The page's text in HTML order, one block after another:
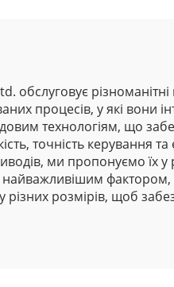
процесів, у які
технологіям, що
точність керування
ми пропонуємо їх у
найважливішим
розмірів, щоб